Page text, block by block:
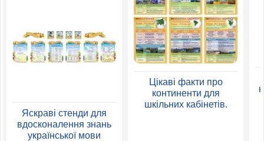
Яскраві стенди для
вдосконалення знань
української мови
Цікаві факти про
континенти для
шкільних кабінетів.